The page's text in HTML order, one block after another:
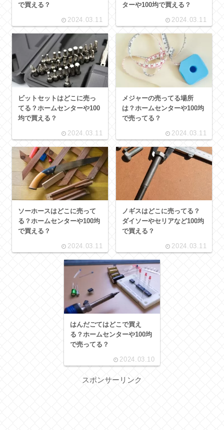
で買える？
2024.03.11
ターや100均で買える？
2024.03.11
ビットセットはどこに売っ
てる？ホームセンターや100
均で買える？
2024.03.11
メジャーの売ってる場所
は？ホームセンターや100均
で売ってる？
2024.03.11
ソーホースはどこに売って
る？ホームセンターや100均
で買える？
2024.03.11
ノギスはどこに売ってる？
ダイソーやセリアなど100均
で買える？
2024.03.11
はんだごてはどこで買え
る？ホームセンターや100均
で売ってる？
2024.03.10
スポンサーリンク